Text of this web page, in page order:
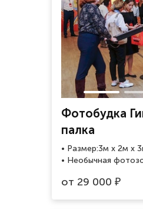
Фотобудка
палка
• Размер:3м x 2м x
• Необычная
• Подходит для
от 29 000 ₽